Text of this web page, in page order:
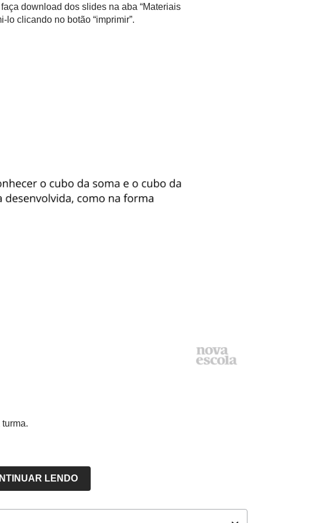
download dos slides na aba “Materiais
lo clicando no botão “imprimir”.
LENDO